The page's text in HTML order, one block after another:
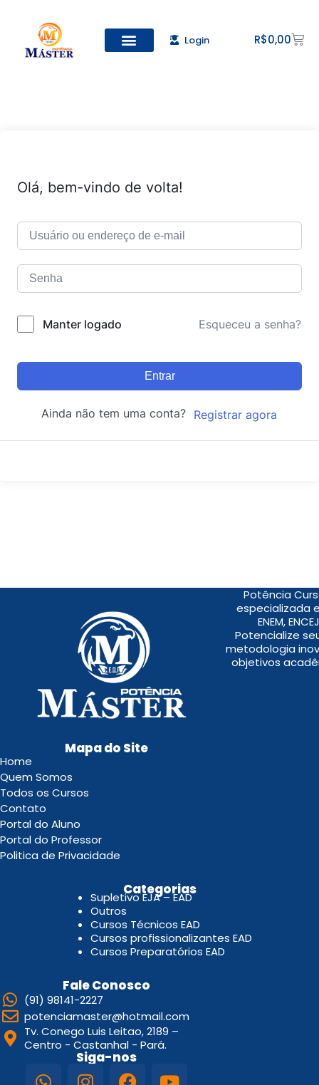
Login R$0,00
Olá, bem-vindo de volta!
Manter logado Esqueceu a senha?
Entrar
Ainda não tem uma conta? Registrar agora
Potência
especializada
ENEM,
Potencialize
metodologia
objetivos
Mapa do Site
Home
Quem Somos
Todos os Cursos
Contato
Portal do Aluno
Portal do Professor
Politica de Privacidade
Categorias
Supletivo EJA – EAD
Outros
Cursos Técnicos EAD
Cursos profissionalizantes EAD
Cursos Preparatórios EAD
Fale Conosco
(91) 98141-2227
potenciamaster@hotmail.com
Tv. Conego Luis Leitao, 2189 –
Centro - Castanhal - Pará.
Siga-nos